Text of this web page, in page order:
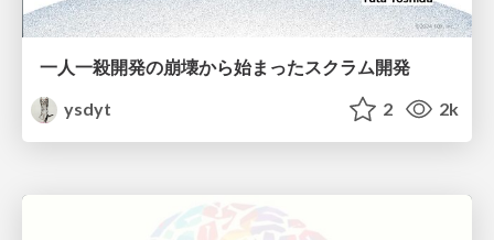
一人一殺開発の崩壊から始まったスクラム開発
ysdyt
2 2k